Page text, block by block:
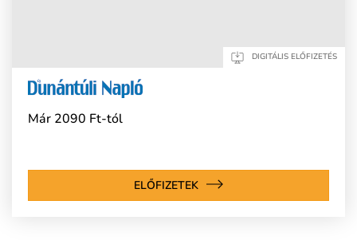
DIGITÁLIS ELŐFIZETÉS
Már 2090 Ft-tól
ELŐFIZETEK